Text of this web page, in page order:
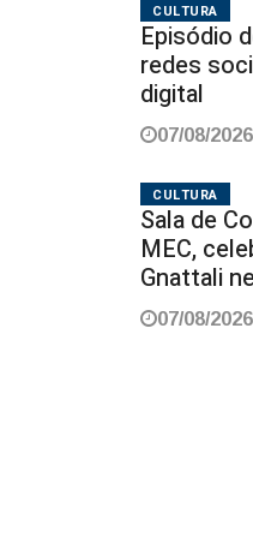
CULTURA
Episódio
redes
digital
07/08/2026
CULTURA
Sala de
MEC,
Gnattali
07/08/2026